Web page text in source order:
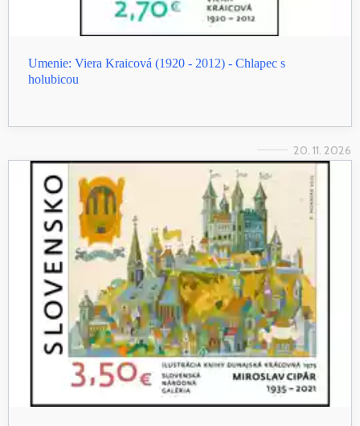
Umenie: Viera Kraicová (1920 - 2012) - Chlapec s
holubicou
20. 11. 2026